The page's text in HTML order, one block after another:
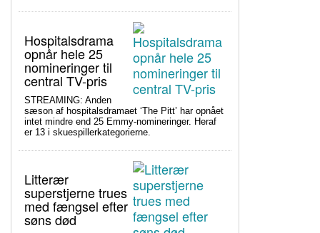
Hospitalsdrama
opnår hele 25
nomineringer til
central TV-pris
STREAMING: Anden
sæson af hospitalsdramaet ‘The Pitt’ har opnået
intet mindre end 25 Emmy-nomineringer. Heraf
er 13 i skuespillerkategorierne.
Litterær
superstjerne trues
med fængsel efter
søns død